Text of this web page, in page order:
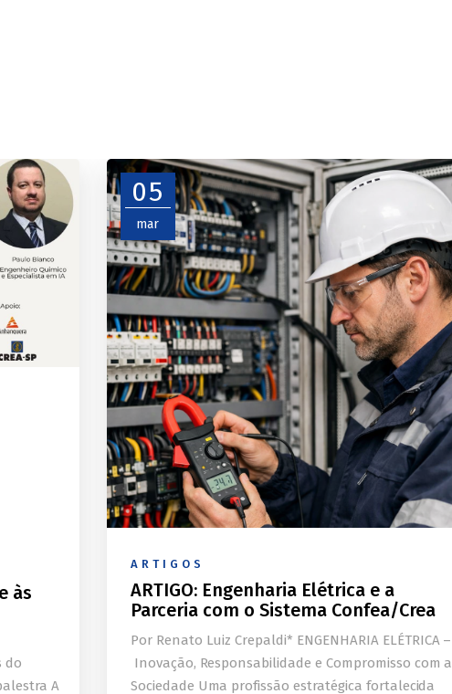
às
do
A
05
mar
ARTIGOS
ARTIGO: Engenharia Elétrica e a
Parceria com o Sistema Confea/Crea
Por Renato Luiz Crepaldi* ENGENHARIA ELÉTRICA –
Inovação, Responsabilidade e Compromisso com a
Sociedade Uma profissão estratégica fortalecida